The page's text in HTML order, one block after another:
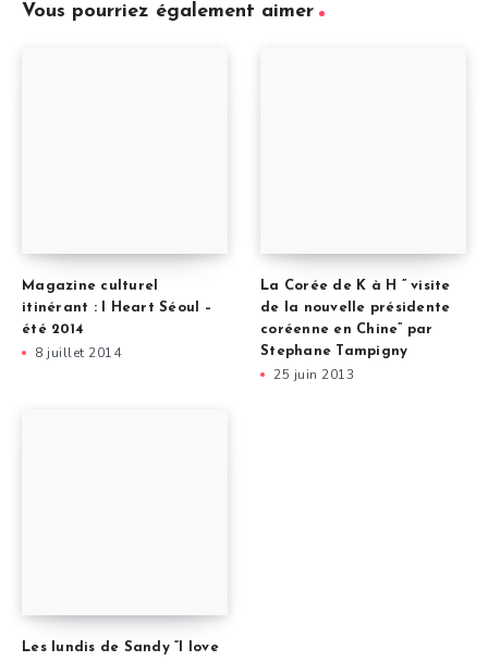
Vous pourriez également aimer
Magazine culturel
itinérant : I Heart Séoul –
été 2014
8 juillet 2014
La Corée de K à H ” visite
de la nouvelle présidente
coréenne en Chine” par
Stephane Tampigny
25 juin 2013
Les lundis de Sandy “I love